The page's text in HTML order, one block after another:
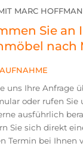
MARC
Sie an
nach
uns Ihre Anfrage
oder rufen Sie
ausführlich
Sie sich direkt
Termin bei Ihnen